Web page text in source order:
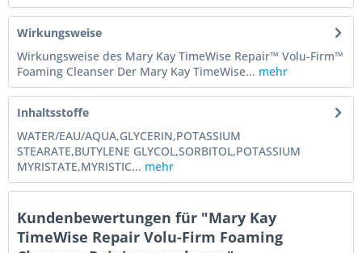
Wirkungsweise
Wirkungsweise des Mary Kay TimeWise Repair™ Volu-Firm™
Foaming Cleanser Der Mary Kay TimeWise... mehr
Inhaltsstoffe
WATER/EAU/AQUA,GLYCERIN,POTASSIUM
STEARATE,BUTYLENE GLYCOL,SORBITOL,POTASSIUM
MYRISTATE,MYRISTIC... mehr
Kundenbewertungen für "Mary Kay
TimeWise Repair Volu-Firm Foaming